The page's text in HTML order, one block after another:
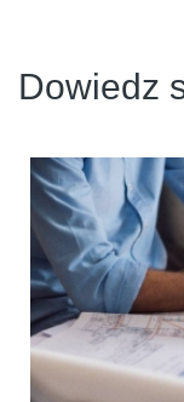
Dowiedz